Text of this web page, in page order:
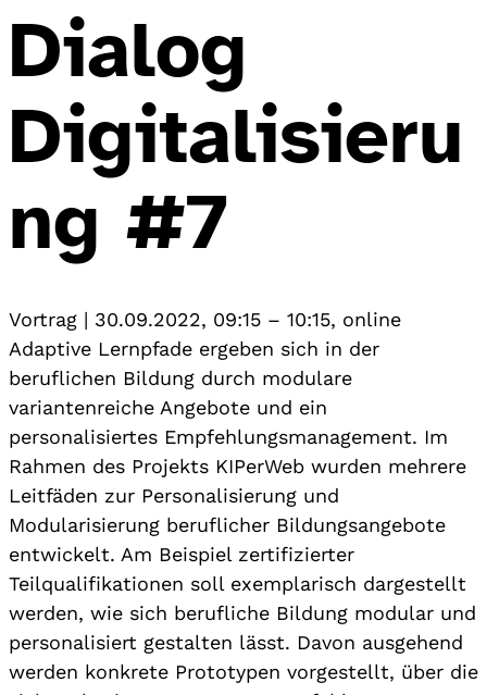
Dialog
Digitalisieru
ng #7
Vortrag | 30.09.2022, 09:15 – 10:15, online
Adaptive Lernpfade ergeben sich in der
beruflichen Bildung durch modulare
variantenreiche Angebote und ein
personalisiertes Empfehlungsmanagement. Im
Rahmen des Projekts KIPerWeb wurden mehrere
Leitfäden zur Personalisierung und
Modularisierung beruflicher Bildungsangebote
entwickelt. Am Beispiel zertifizierter
Teilqualifikationen soll exemplarisch dargestellt
werden, wie sich berufliche Bildung modular und
personalisiert gestalten lässt. Davon ausgehend
werden konkrete Prototypen vorgestellt, über die